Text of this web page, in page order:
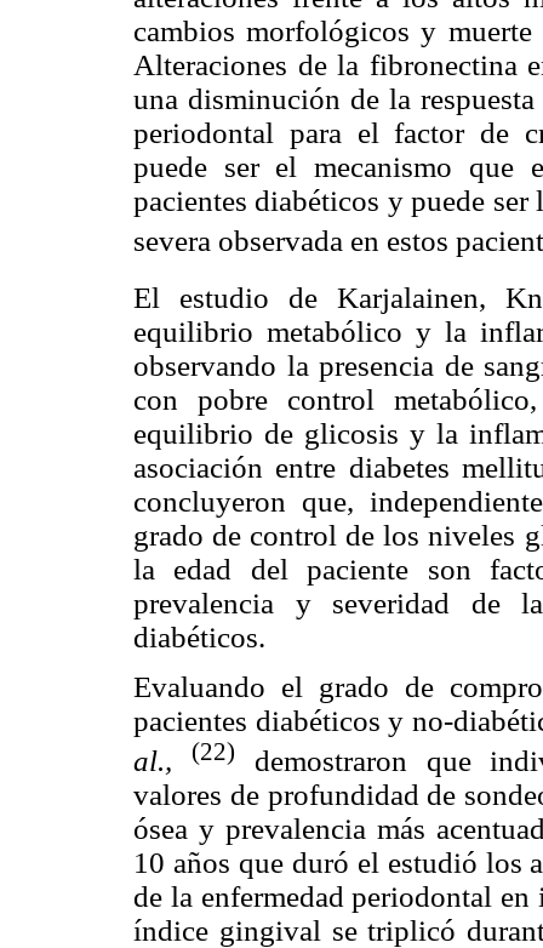
cambios morfológicos y
Alteraciones de la fibronectina
una disminución de la
periodontal para el factor de
puede ser el mecanismo que
pacientes diabéticos y puede
severa observada en estos
El estudio de Karjalainen,
equilibrio metabólico y la
observando la presencia de
con pobre control
equilibrio de glicosis y la
asociación entre diabetes
concluyeron que,
grado de control de los niveles
la edad del paciente son
prevalencia y severidad de
diabéticos.
Evaluando el grado de
pacientes diabéticos y no-
al.,
(22)
demostraron que
valores de profundidad de
ósea y prevalencia más
10 años que duró el estudió los
de la enfermedad periodontal
índice gingival se triplicó